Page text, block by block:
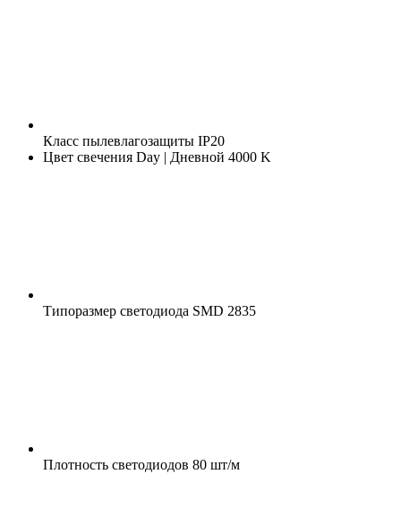
Класс пылевлагозащиты IP20
Цвет свечения Day | Дневной 4000 K
Типоразмер светодиода SMD 2835
Плотность светодиодов 80 шт/м